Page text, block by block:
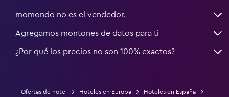
momondo no es el vendedor.
Agregamos montones de datos para ti
¿Por qué los precios no son 100% exactos?
Ofertas de hotel Hoteles en Europa
Hoteles en España